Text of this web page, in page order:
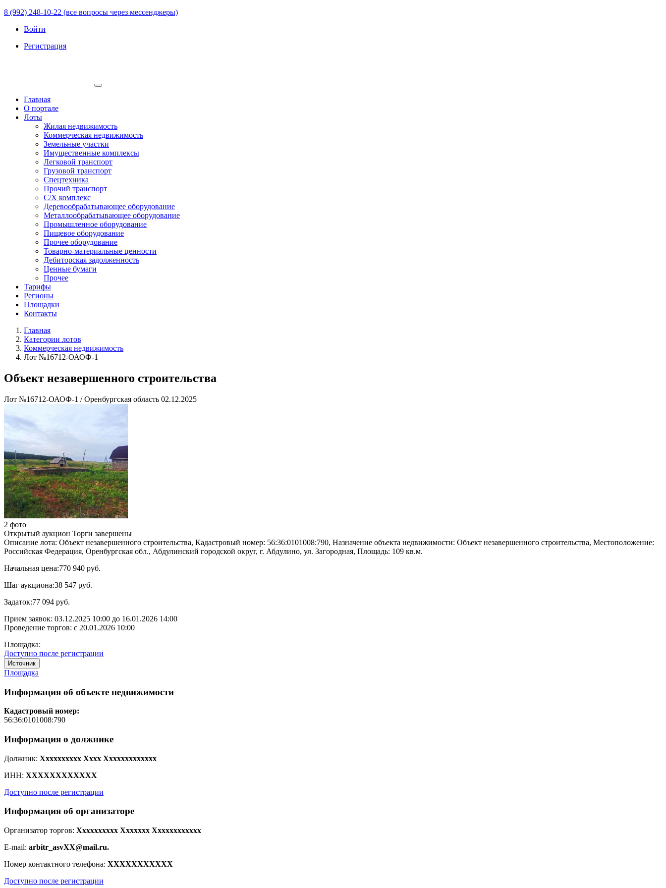
8 (992) 248-10-22 (все вопросы через мессенджеры)
Войти
Регистрация
Главная
О портале
Лоты
Жилая недвижимость
Коммерческая недвижимость
Земельные участки
Имущественные комплексы
Легковой транспорт
Грузовой транспорт
Спецтехника
Прочий транспорт
С/Х комплекс
Деревообрабатывающее оборудование
Металлообрабатывающее оборудование
Промышленное оборудование
Пищевое оборудование
Прочее оборудование
Товарно-материальные ценности
Дебиторская задолженность
Ценные бумаги
Прочее
Тарифы
Регионы
Площадки
Контакты
Главная
Категории лотов
Коммерческая недвижимость
Лот №16712-ОАОФ-1
Объект незавершенного строительства
Лот №16712-ОАОФ-1 / Оренбургская область 02.12.2025
2 фото
Открытый аукцион Торги завершены
Описание лота: Объект незавершенного строительства, Кадастровый номер: 56:36:0101008:790, Назначение объекта недвижимости: Объект незавершенного строительства, Местоположение:
Российская Федерация, Оренбургская обл., Абдулинский городской округ, г. Абдулино, ул. Загородная, Площадь: 109 кв.м.
Начальная цена:770 940 руб.
Шаг аукциона:38 547 руб.
Задаток:77 094 руб.
Прием заявок: 03.12.2025 10:00 до 16.01.2026 14:00
Проведение торгов: с 20.01.2026 10:00
Площадка:
Доступно после регистрации
Источник
Площадка
Информация об объекте недвижимости
Кадастровый номер:
56:36:0101008:790
Информация о должнике
Должник: Xxxxxxxxxx Xxxx Xxxxxxxxxxxxx
ИНН: XXXXXXXXXXXX
Доступно после регистрации
Информация об организаторе
Организатор торгов: Xxxxxxxxxx Xxxxxxx Xxxxxxxxxxxx
E-mail: arbitr_asvXX@mail.ru.
Номер контактного телефона: XXXXXXXXXXX
Доступно после регистрации